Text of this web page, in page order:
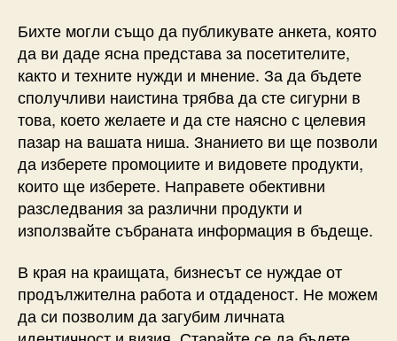
Бихте могли също да публикувате анкета, която
да ви даде ясна представа за посетителите,
както и техните нужди и мнение. За да бъдете
сполучливи наистина трябва да сте сигурни в
това, което желаете и да сте наясно с целевия
пазар на вашата ниша. Знанието ви ще позволи
да изберете промоциите и видовете продукти,
които ще изберете. Направете обективни
разследвания за различни продукти и
използвайте събраната информация в бъдеще.
В края на краищата, бизнесът се нуждае от
продължителна работа и отдаденост. Не можем
да си позволим да загубим личната